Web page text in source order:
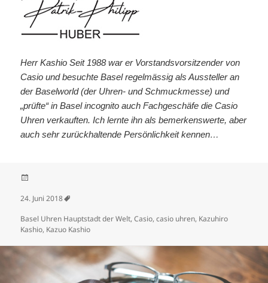
Herr Kashio Seit 1988 war er Vorstandsvorsitzender von
Casio und besuchte Basel regelmässig als Aussteller an
der Baselworld (der Uhren- und Schmuckmesse) und
„prüfte“ in Basel incognito auch Fachgeschäfe die Casio
Uhren verkauften. Ich lernte ihn als bemerkenswerte, aber
auch sehr zurückhaltende Persönlichkeit kennen…
24. Juni 2018
Basel Uhren Hauptstadt der Welt,Casio,casio uhren, Kazuhiro
Kashio, Kazuo Kashio